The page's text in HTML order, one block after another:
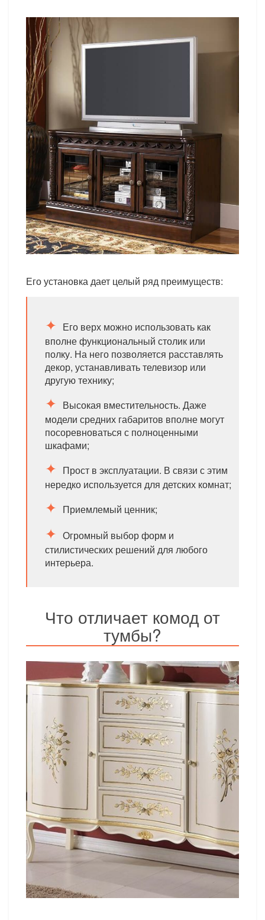
Его установка дает целый ряд преимуществ:
Его верх можно использовать как
вполне функциональный столик или
полку. На него позволяется расставлять
декор, устанавливать телевизор или
другую технику;
Высокая вместительность. Даже
модели средних габаритов вполне могут
посоревноваться с полноценными
шкафами;
Прост в эксплуатации. В связи с этим
нередко используется для детских комнат;
Приемлемый ценник;
Огромный выбор форм и
стилистических решений для любого
интерьера.
Что отличает комод от
тумбы?